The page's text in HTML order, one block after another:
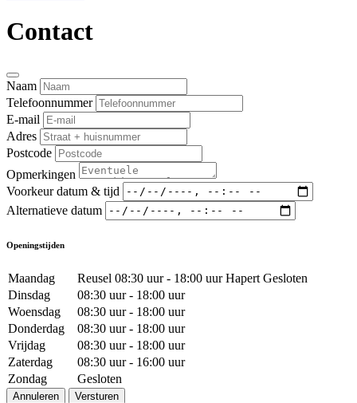
Contact
Naam
Telefoonnummer
E-mail
Adres
Postcode
Opmerkingen
Voorkeur datum & tijd
Alternatieve datum
Openingstijden
Maandag
Reusel 08:30 uur - 18:00 uur Hapert Gesloten
Dinsdag
08:30 uur - 18:00 uur
Woensdag
08:30 uur - 18:00 uur
Donderdag
08:30 uur - 18:00 uur
Vrijdag
08:30 uur - 18:00 uur
Zaterdag
08:30 uur - 16:00 uur
Zondag
Gesloten
Annuleren Versturen